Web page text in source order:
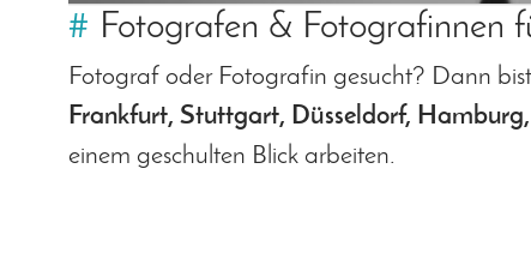
# Fotografen & Fotografinnen
Fotograf oder Fotografin gesucht? Dann
Frankfurt, Stuttgart, Düsseldorf, Hamburg,
einem geschulten Blick arbeiten.